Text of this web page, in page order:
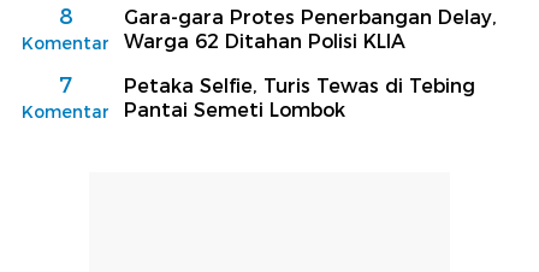
8
Komentar
Gara-gara Protes Penerbangan Delay,
Warga 62 Ditahan Polisi KLIA
7
Komentar
Petaka Selfie, Turis Tewas di Tebing
Pantai Semeti Lombok